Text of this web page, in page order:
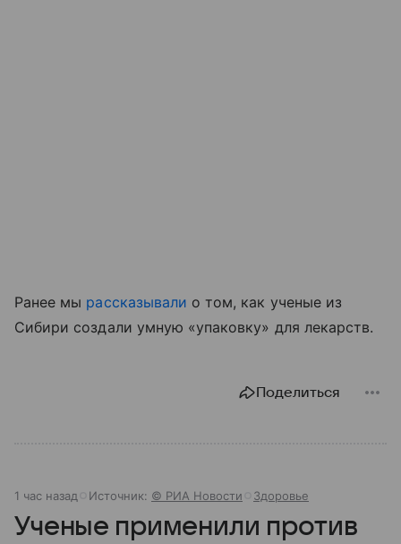
Ранее мы рассказывали о том, как ученые из
Сибири создали умную «упаковку» для лекарств.
Поделиться
1 час назад Источник: © РИА Новости Здоровье
Ученые применили против